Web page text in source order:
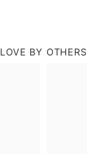
LOVE BY OTHERS